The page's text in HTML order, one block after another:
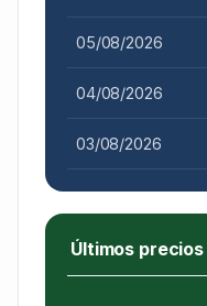
05/08/2026
04/08/2026
03/08/2026
Últimos